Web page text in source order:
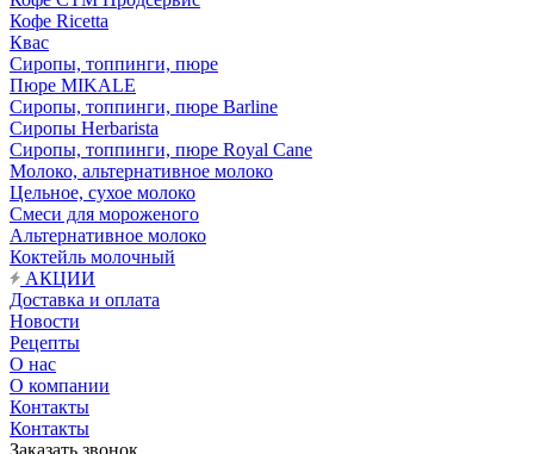
Кофе Ricetta
Квас
Сиропы, топпинги, пюре
Пюре MIKALE
Сиропы, топпинги, пюре Barline
Сиропы Herbarista
Сиропы, топпинги, пюре Royal Cane
Молоко, альтернативное молоко
Цельное, сухое молоко
Смеси для мороженого
Альтернативное молоко
Коктейль молочный
АКЦИИ
Доставка и оплата
Новости
Рецепты
О нас
О компании
Контакты
Контакты
Заказать звонок